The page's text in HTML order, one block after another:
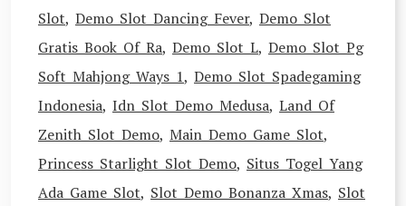
Slot, Demo Slot Dancing Fever, Demo Slot
Gratis Book Of Ra, Demo Slot L, Demo Slot Pg
Soft Mahjong Ways 1, Demo Slot Spadegaming
Indonesia, Idn Slot Demo Medusa, Land Of
Zenith Slot Demo, Main Demo Game Slot,
Princess Starlight Slot Demo, Situs Togel Yang
Ada Game Slot, Slot Demo Bonanza Xmas, Slot